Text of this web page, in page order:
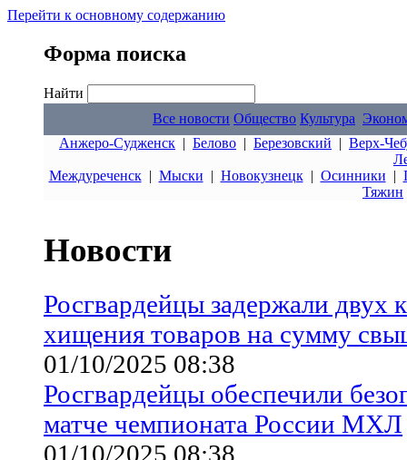
Перейти к основному содержанию
Форма поиска
Найти
Все новости Общество Культура
Анжеро-Судженск | Белово | Березовский | Верх-
Междуреченск| Мыски | Новокузнецк| Осинники |
Тяжин
Новости
Росгвардейцы задержали двух
хищения товаров на сумму
01/10/2025 08:38
Росгвардейцы обеспечили
матче чемпионата России МХЛ
01/10/2025 08:38